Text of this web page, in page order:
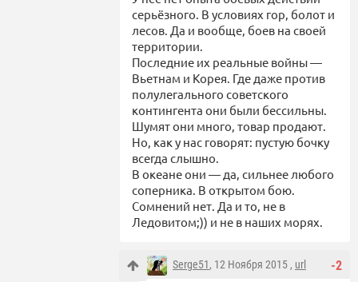
серьёзного. В условиях гор, болот и
лесов. Да и вообще, боев на своей
территории.
Последние их реальные войны —
Вьетнам и Корея. Где даже против
полулегального советского
контингента они были бессильны.
Шумят они много, товар продают.
Но, как у нас говорят: пустую бочку
всегда слышно.
В океане они — да, сильнее любого
соперника. В открытом бою.
Сомнений нет. Да и то, не в
Ледовитом;)) и не в наших морях.
-2
Serge51, 12 Ноября 2015 , url